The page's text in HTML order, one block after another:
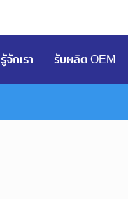
รูัจักเรา รับผลิต OEM